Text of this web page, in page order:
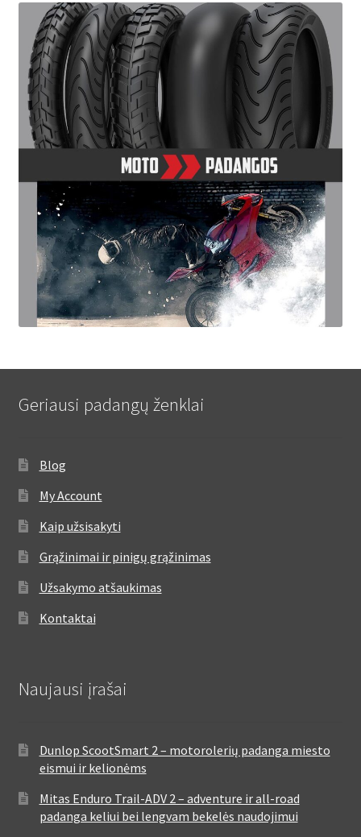
Geriausi padangų ženklai
Blog
My Account
Kaip užsisakyti
Grąžinimai ir pinigų grąžinimas
Užsakymo atšaukimas
Kontaktai
Naujausi įrašai
Dunlop ScootSmart 2 – motorolerių padanga miesto
eismui ir kelionėms
Mitas Enduro Trail-ADV 2 – adventure ir all-road
padanga keliui bei lengvam bekelės naudojimui